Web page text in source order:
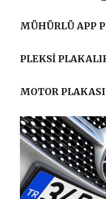
MÜHÜRLÜ APP
PLEKSİ
MOTOR